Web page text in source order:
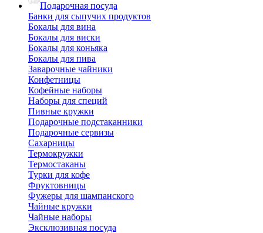
Подарочная посуда
Банки для сыпучих продуктов
Бокалы для вина
Бокалы для виски
Бокалы для коньяка
Бокалы для пива
Заварочные чайники
Конфетницы
Кофейные наборы
Наборы для специй
Пивные кружки
Подарочные подстаканники
Подарочные сервизы
Сахарницы
Термокружки
Термостаканы
Турки для кофе
Фруктовницы
Фужеры для шампанского
Чайные кружки
Чайные наборы
Эксклюзивная посуда